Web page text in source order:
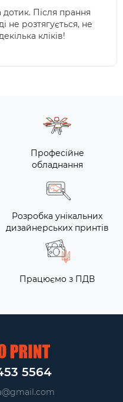
Після прання
не розтягується, не
кліків!
Професійне
обладнання
Розробка унікальних
дизайнерських принтів
Працюємо з ПДВ
5564